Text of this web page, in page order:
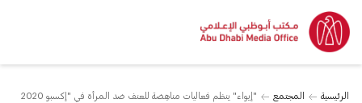
الرئيسية المجتمع
"إيواء" ينظم فعاليات مناهِضة للعنف ضد المرأة في "إكسبو 2020